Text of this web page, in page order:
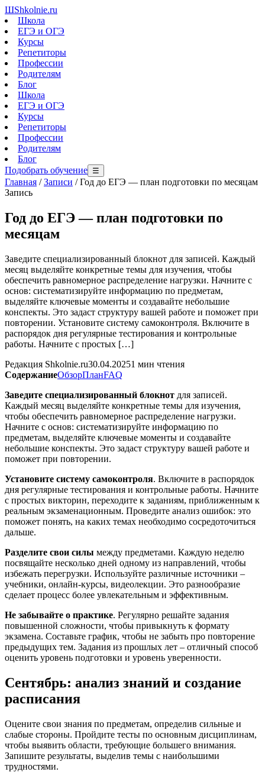
ШShkolnie.ru
Школа
ЕГЭ и ОГЭ
Курсы
Репетиторы
Профессии
Родителям
Блог
Школа
ЕГЭ и ОГЭ
Курсы
Репетиторы
Профессии
Родителям
Блог
Подобрать обучение ☰
Главная /Записи /Год до ЕГЭ — план подготовки по месяцам
Запись
Год до ЕГЭ — план подготовки по
месяцам
Заведите специализированный блокнот для записей. Каждый
месяц выделяйте конкретные темы для изучения, чтобы
обеспечить равномерное распределение нагрузки. Начните с
основ: систематизируйте информацию по предметам,
выделяйте ключевые моменты и создавайте небольшие
конспекты. Это задаст структуру вашей работе и поможет при
повторении. Установите систему самоконтроля. Включите в
распорядок дня регулярные тестирования и контрольные
работы. Начните с простых […]
Редакция Shkolnie.ru30.04.20251 мин чтения
СодержаниеОбзорПланFAQ
Заведите специализированный блокнот для записей.
Каждый месяц выделяйте конкретные темы для изучения,
чтобы обеспечить равномерное распределение нагрузки.
Начните с основ: систематизируйте информацию по
предметам, выделяйте ключевые моменты и создавайте
небольшие конспекты. Это задаст структуру вашей работе и
поможет при повторении.
Установите систему самоконтроля. Включите в распорядок
дня регулярные тестирования и контрольные работы. Начните
с простых викторин, переходите к заданиям, приближенным к
реальным экзаменационным. Проведите анализ ошибок: это
поможет понять, на каких темах необходимо сосредоточиться
дальше.
Разделите свои силы между предметами. Каждую неделю
посвящайте несколько дней одному из направлений, чтобы
избежать перегрузки. Используйте различные источники –
учебники, онлайн-курсы, видеолекции. Это разнообразие
сделает процесс более увлекательным и эффективным.
Не забывайте о практике. Регулярно решайте задания
повышенной сложности, чтобы привыкнуть к формату
экзамена. Составьте график, чтобы не забыть про повторение
предыдущих тем. Задания из прошлых лет – отличный способ
оценить уровень подготовки и уровень уверенности.
Сентябрь: анализ знаний и создание
расписания
Оцените свои знания по предметам, определив сильные и
слабые стороны. Пройдите тесты по основным дисциплинам,
чтобы выявить области, требующие большего внимания.
Запишите результаты, выделив темы с наибольшими
трудностями.